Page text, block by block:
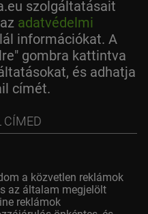
szolgáltatásait
adatvédelmi
információkat. A
gombra kattintva
és adhatja
címét.
a közvetlen reklámok
az általam megjelölt
reklámok